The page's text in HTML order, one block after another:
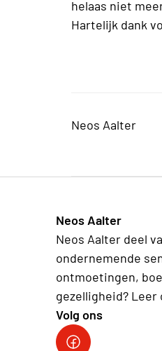
helaas niet
Hartelijk dank
Neos Aalter
Neos Aalter
Neos Aalter deel
ondernemende
ontmoetingen,
gezelligheid? Leer
Volg ons